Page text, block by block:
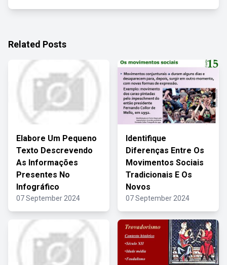
Related Posts
Elabore Um Pequeno
Texto Descrevendo
As Informações
Presentes No
Infográfico
07 September 2024
Identifique
Diferenças Entre Os
Movimentos Sociais
Tradicionais E Os
Novos
07 September 2024